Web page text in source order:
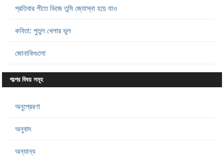
প্রতিবার শীতে ভিজে তুমি জ্যোস্না হয়ে যাও
কবিতা: পুতুল খেলার ভুল
জোনাকিগুলো
গল্পের বিষয় সমূহ
অনুপ্রেরণা
অনুবাদ
অন্যান্য